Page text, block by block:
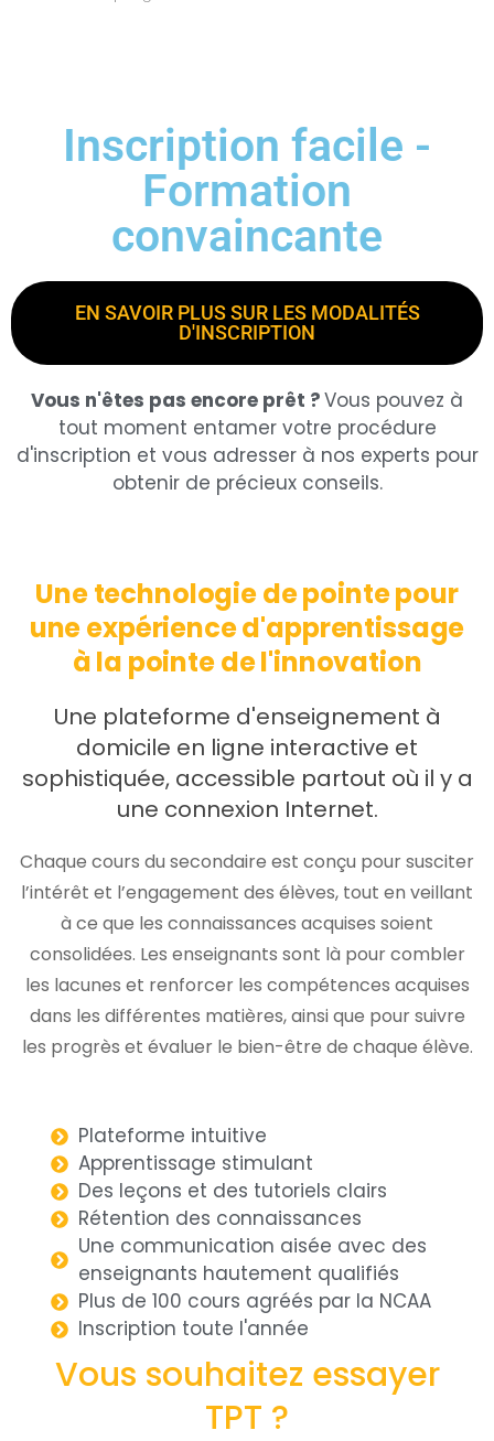
Inscription facile -
Formation
convaincante
EN SAVOIR PLUS SUR LES MODALITÉS
D'INSCRIPTION
Vous n'êtes pas encore prêt ?Vous pouvez à
tout moment entamer votre procédure
d'inscription et vous adresser à nos experts pour
obtenir de précieux conseils.
Une technologie de pointe pour
une expérience d'apprentissage
à la pointe de l'innovation
Une plateforme d'enseignement à
domicile en ligne interactive et
sophistiquée, accessible partout où il y a
une connexion Internet.
Chaque cours du secondaire est conçu pour susciter
l’intérêt et l’engagement des élèves, tout en veillant
à ce que les connaissances acquises soient
consolidées. Les enseignants sont là pour combler
les lacunes et renforcer les compétences acquises
dans les différentes matières, ainsi que pour suivre
les progrès et évaluer le bien-être de chaque élève.
Plateforme intuitive
Apprentissage stimulant
Des leçons et des tutoriels clairs
Rétention des connaissances
Une communication aisée avec des
enseignants hautement qualifiés
Plus de 100 cours agréés par la NCAA
Inscription toute l'année
Vous souhaitez essayer
TPT ?